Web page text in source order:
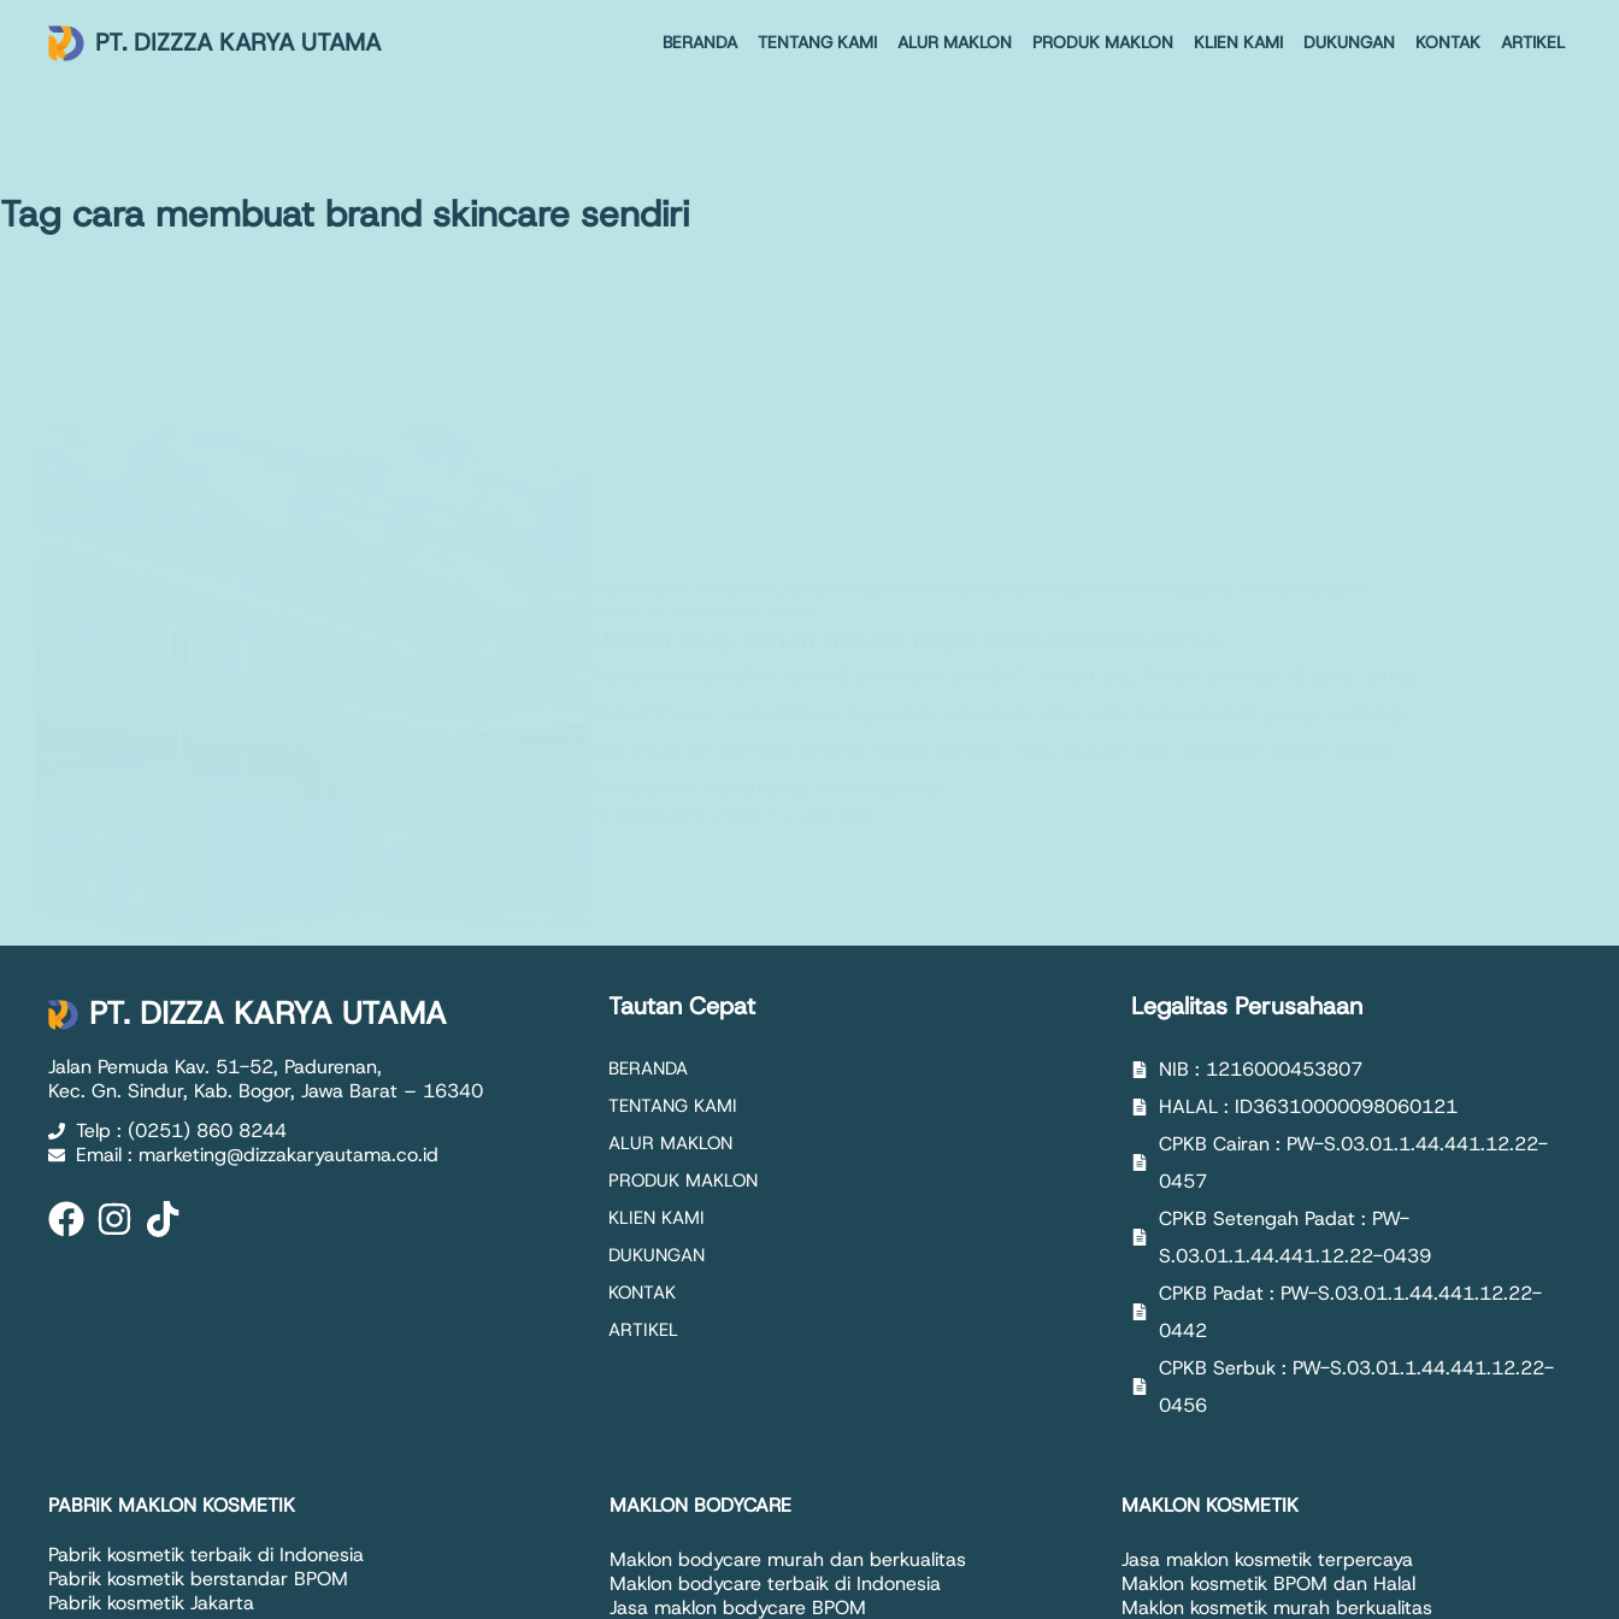
PT. DIZZZA KARYA UTAMA BERANDA TENTANG KAMI ALUR MAKLON PRODUK MAKLON KLIEN KAMI DUKUNGAN KONTAK ARTIKEL
Tag cara membuat brand skincare sendiri
PT. DIZZA KARYA UTAMA
Jalan Pemuda Kav. 51-52, Padurenan,
Kec. Gn. Sindur, Kab. Bogor, Jawa Barat – 16340
Telp : (0251) 860 8244
Email : marketing@dizzakaryautama.co.id
Tautan Cepat
BERANDA
TENTANG KAMI
ALUR MAKLON
PRODUK MAKLON
KLIEN KAMI
DUKUNGAN
KONTAK
ARTIKEL
Legalitas Perusahaan
NIB : 1216000453807
HALAL : ID36310000098060121
CPKB Cairan : PW-S.03.01.1.44.441.12.22-
0457
CPKB Setengah Padat : PW-
S.03.01.1.44.441.12.22-0439
CPKB Padat : PW-S.03.01.1.44.441.12.22-
0442
CPKB Serbuk : PW-S.03.01.1.44.441.12.22-
0456
PABRIK MAKLON KOSMETIK
Pabrik kosmetik terbaik di Indonesia
Pabrik kosmetik berstandar BPOM
Pabrik kosmetik Jakarta
MAKLON BODYCARE
Maklon bodycare murah dan berkualitas
Maklon bodycare terbaik di Indonesia
Jasa maklon bodycare BPOM
MAKLON KOSMETIK
Jasa maklon kosmetik terpercaya
Maklon kosmetik BPOM dan Halal
Maklon kosmetik murah berkualitas